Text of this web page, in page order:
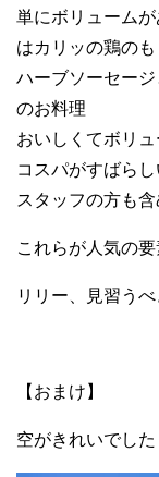
単にボリューム
はカリッの鶏の
ハーブソーセー
のお料理
おいしくてボリ
コスパがすばらし
スタッフの方も
これらが人気の
リリー、見習う
【おまけ】
空がきれいでした